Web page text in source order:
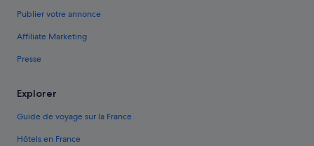
Publier votre annonce
Affiliate Marketing
Presse
Explorer
Guide de voyage sur la France
Hôtels en France